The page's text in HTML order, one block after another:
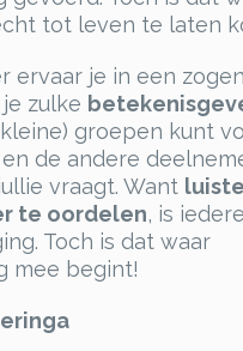
tot leven te laten
ervaar je in een
je zulke
groepen kunt
de andere
vraagt. Want
te oordelen, is
Toch is dat waar
mee begint!